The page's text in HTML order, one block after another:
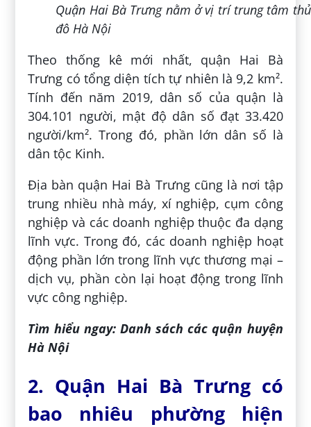
Quận Hai Bà Trưng nằm ở vị trí trung tâm thủ
đô Hà Nội
Theo thống kê mới nhất, quận Hai Bà
Trưng có tổng diện tích tự nhiên là 9,2 km².
Tính đến năm 2019, dân số của quận là
304.101 người, mật độ dân số đạt 33.420
người/km². Trong đó, phần lớn dân số là
dân tộc Kinh.
Địa bàn quận Hai Bà Trưng cũng là nơi tập
trung nhiều nhà máy, xí nghiệp, cụm công
nghiệp và các doanh nghiệp thuộc đa dạng
lĩnh vực. Trong đó, các doanh nghiệp hoạt
động phần lớn trong lĩnh vực thương mại –
dịch vụ, phần còn lại hoạt động trong lĩnh
vực công nghiệp.
Tìm hiểu ngay: Danh sách các quận huyện
Hà Nội
2. Quận Hai Bà Trưng có
bao nhiêu phường hiện